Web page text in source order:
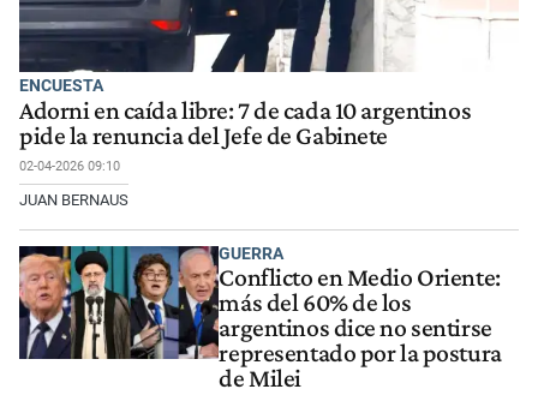
ENCUESTA
Adorni en caída libre: 7 de cada 10 argentinos
pide la renuncia del Jefe de Gabinete
02-04-2026 09:10
JUAN BERNAUS
GUERRA
Conflicto en Medio Oriente:
más del 60% de los
argentinos dice no sentirse
representado por la postura
de Milei